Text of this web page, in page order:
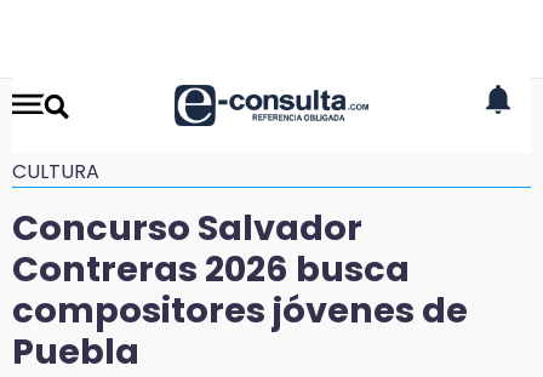
CULTURA
Concurso Salvador
Contreras 2026 busca
compositores jóvenes de
Puebla